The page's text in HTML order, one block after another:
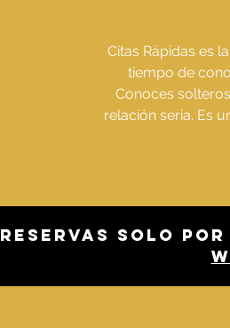
Citas Rápidas es
tiempo de
Conoces
relación seria. Es
Reservas solo por